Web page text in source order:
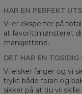
HAR EN PERFEKT
Vi er eksperter på
at favorittmønsteret
mansjettene.
DET HAR EN TOSIDIG
Vi elsker farger og vi
trykt både foran og
sikker på at du vil